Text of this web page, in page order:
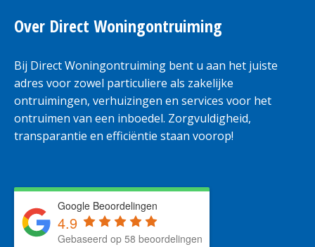
Over Direct Woningontruiming
Bij Direct Woningontruiming bent u aan het juiste
adres voor zowel particuliere als zakelijke
ontruimingen, verhuizingen en services voor het
ontruimen van een inboedel. Zorgvuldigheid,
transparantie en efficiëntie staan voorop!
Google Beoordelingen
4.9
Gebaseerd op 58 beoordelingen